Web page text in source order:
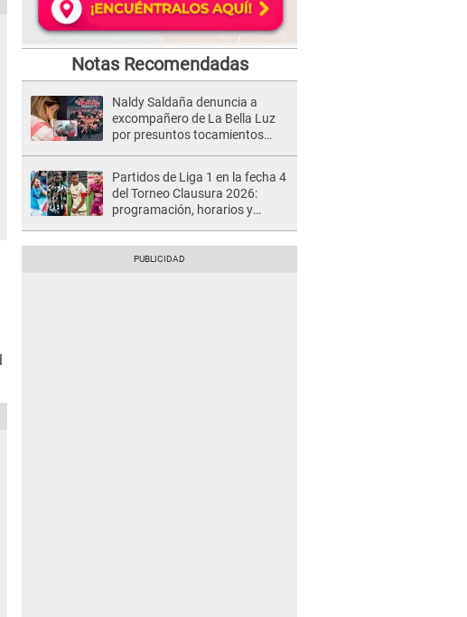
Notas Recomendadas
Naldy Saldaña denuncia a
excompañero de La Bella Luz
por presuntos tocamientos
Partidos de Liga 1 en la fecha 4
del Torneo Clausura 2026:
programación, horarios y